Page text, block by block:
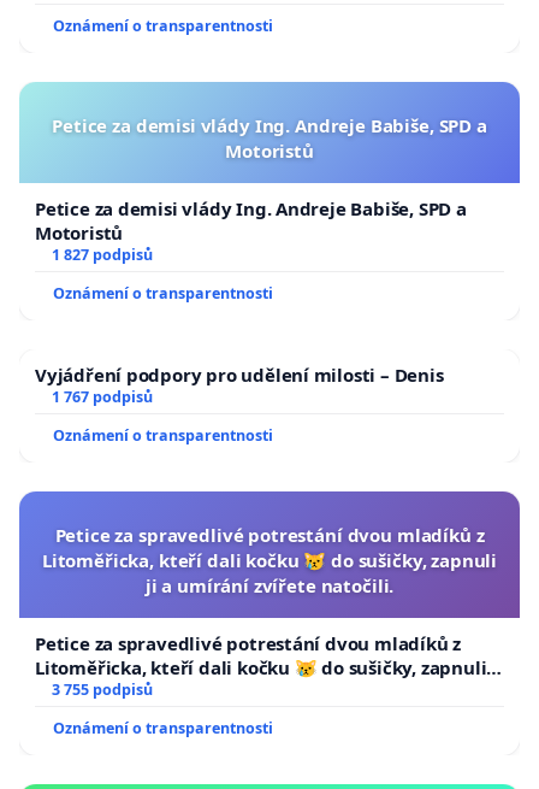
Oznámení o transparentnosti
Petice za demisi vlády Ing. Andreje Babiše, SPD a
Motoristů
Petice za demisi vlády Ing. Andreje Babiše, SPD a
Motoristů
1 827 podpisů
Oznámení o transparentnosti
Vyjádření podpory pro udělení milosti – Denis
1 767 podpisů
Oznámení o transparentnosti
Petice za spravedlivé potrestání dvou mladíků z
Litoměřicka, kteří dali kočku 😿 do sušičky, zapnuli
ji a umírání zvířete natočili.
Petice za spravedlivé potrestání dvou mladíků z
Litoměřicka, kteří dali kočku 😿 do sušičky, zapnuli ji
a umírání zvířete natočili.
3 755 podpisů
Oznámení o transparentnosti